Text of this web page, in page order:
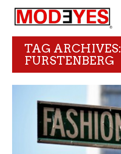
TAG
FURSTENBERG